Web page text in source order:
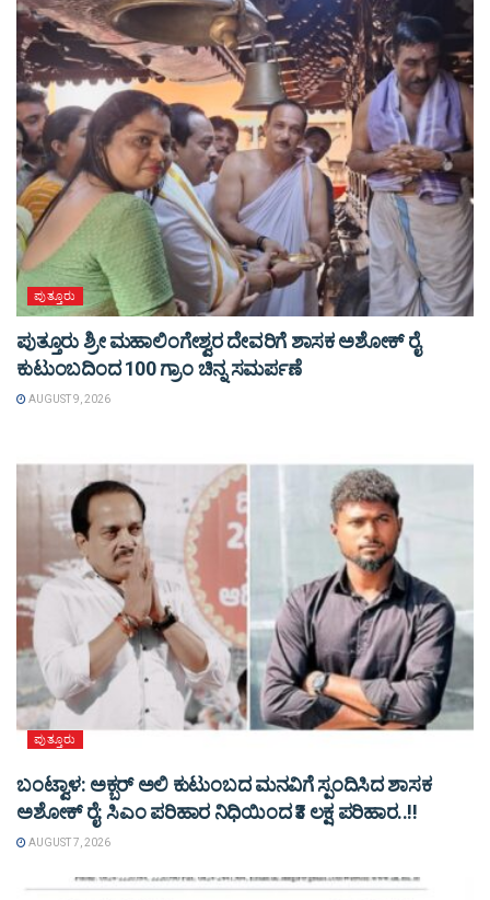
ಪುತ್ತೂರು
ಪುತ್ತೂರು ಶ್ರೀ ಮಹಾಲಿಂಗೇಶ್ವರ ದೇವರಿಗೆ ಶಾಸಕ ಅಶೋಕ್ ರೈ
ಕುಟುಂಬದಿಂದ 100 ಗ್ರಾಂ ಚಿನ್ನ ಸಮರ್ಪಣೆ
AUGUST 9, 2026
ಪುತ್ತೂರು
ಬಂಟ್ವಾಳ: ಅಕ್ಬರ್ ಅಲಿ ಕುಟುಂಬದ ಮನವಿಗೆ ಸ್ಪಂದಿಸಿದ ಶಾಸಕ
ಅಶೋಕ್ ರೈ: ಸಿಎಂ ಪರಿಹಾರ ನಿಧಿಯಿಂದ ₹3 ಲಕ್ಷ ಪರಿಹಾರ..!!
AUGUST 7, 2026